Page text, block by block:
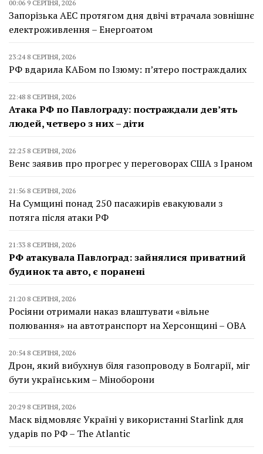
00:06 9 СЕРПНЯ, 2026
Запорізька АЕС протягом дня двічі втрачала зовнішнє
електроживлення – Енергоатом
23:24 8 СЕРПНЯ, 2026
РФ вдарила КАБом по Ізюму: п’ятеро постраждалих
22:48 8 СЕРПНЯ, 2026
Атака РФ по Павлограду: постраждали дев’ять
людей, четверо з них – діти
22:25 8 СЕРПНЯ, 2026
Венс заявив про прогрес у переговорах США з Іраном
21:56 8 СЕРПНЯ, 2026
На Сумщині понад 250 пасажирів евакуювали з
потяга після атаки РФ
21:33 8 СЕРПНЯ, 2026
РФ атакувала Павлоград: зайнялися приватний
будинок та авто, є поранені
21:20 8 СЕРПНЯ, 2026
Росіяни отримали наказ влаштувати «вільне
полювання» на автотранспорт на Херсонщині – ОВА
20:54 8 СЕРПНЯ, 2026
Дрон, який вибухнув біля газопроводу в Болгарії, міг
бути українським – Міноборони
20:29 8 СЕРПНЯ, 2026
Маск відмовляє Україні у використанні Starlink для
ударів по РФ – The Atlantic